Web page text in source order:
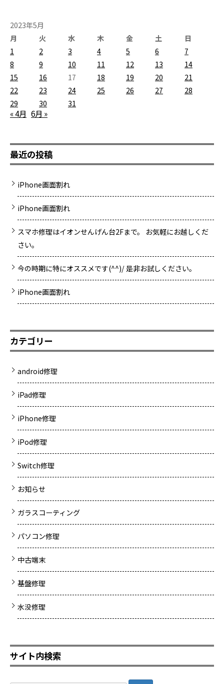
2023年5月
月
火 水 木 金 土
日
1
2 3 4 5 6
7
8
9 10 11 12 13
14
15
16 17 18 19 20
21
22
23 24 25 26 27
28
29
30 31
« 4月 6月 »
最近の投稿
iPhone画面割れ
iPhone画面割れ
スマホ修理はイオンせんげん台2Fまで。 お気軽にお越しくだ
さい。
今の時期に特にオススメです(^^)/ 是非お試しください。
iPhone画面割れ
カテゴリー
android修理
iPad修理
iPhone修理
iPod修理
Switch修理
お知らせ
ガラスコーティング
パソコン修理
中古端末
基盤修理
水没修理
サイト内検索